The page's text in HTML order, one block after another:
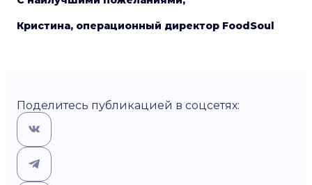
Кристина, операционный директор FoodSoul
Поделитесь публикацией в соцсетях: